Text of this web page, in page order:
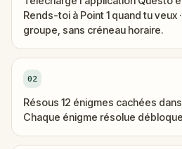
Rends-toi à Point 1 quand tu veux
groupe, sans créneau horaire.
02
Résous 12 énigmes cachées
Chaque énigme résolue